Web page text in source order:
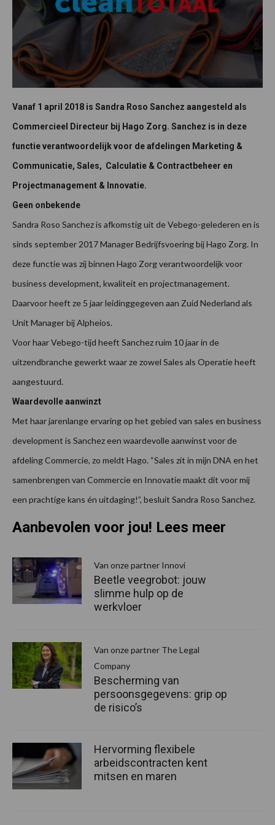
Vanaf 1 april 2018 is Sandra Roso Sanchez aangesteld als
Commercieel Directeur bij Hago Zorg. Sanchez is in deze
functie verantwoordelijk voor de afdelingen Marketing &
Communicatie, Sales, Calculatie & Contractbeheer en
Projectmanagement & Innovatie.
Geen onbekende
Sandra Roso Sanchez is afkomstig uit de Vebego-gelederen en is
sinds september 2017 Manager Bedrijfsvoering bij Hago Zorg. In
deze functie was zij binnen Hago Zorg verantwoordelijk voor
business development, kwaliteit en projectmanagement.
Daarvoor heeft ze 5 jaar leidinggegeven aan Zuid Nederland als
Unit Manager bij Alpheios.
Voor haar Vebego-tijd heeft Sanchez ruim 10 jaar in de
uitzendbranche gewerkt waar ze zowel Sales als Operatie heeft
aangestuurd.
Waardevolle aanwinzt
Met haar jarenlange ervaring op het gebied van sales en business
development is Sanchez een waardevolle aanwinst voor de
afdeling Commercie, zo meldt Hago. “Sales zit in mijn DNA en het
samenbrengen van Commercie en Innovatie maakt dit voor mij
een prachtige kans én uitdaging!”, besluit Sandra Roso Sanchez.
Aanbevolen voor jou! Lees meer
Van onze partner Innovi
Beetle veegrobot: jouw
slimme hulp op de
werkvloer
Van onze partner The Legal
Company
Bescherming van
persoonsgegevens: grip op
de risico’s
Hervorming flexibele
arbeidscontracten kent
mitsen en maren